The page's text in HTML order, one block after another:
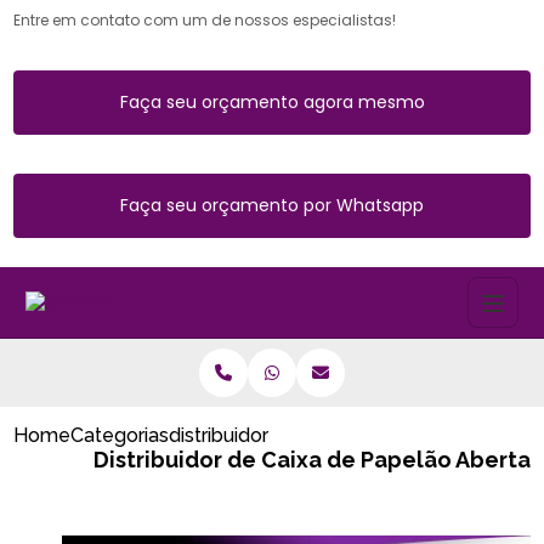
Entre em contato com um de nossos especialistas!
Faça seu orçamento agora mesmo
Faça seu orçamento por Whatsapp
HomeCategoriasdistribuidor de caixa de papelao aberta
Distribuidor de Caixa de Papelão Aberta